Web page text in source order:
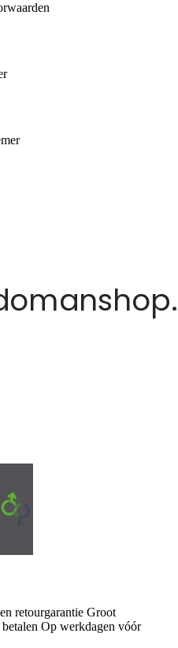
retourgarantie Groot
Op werkdagen vóór